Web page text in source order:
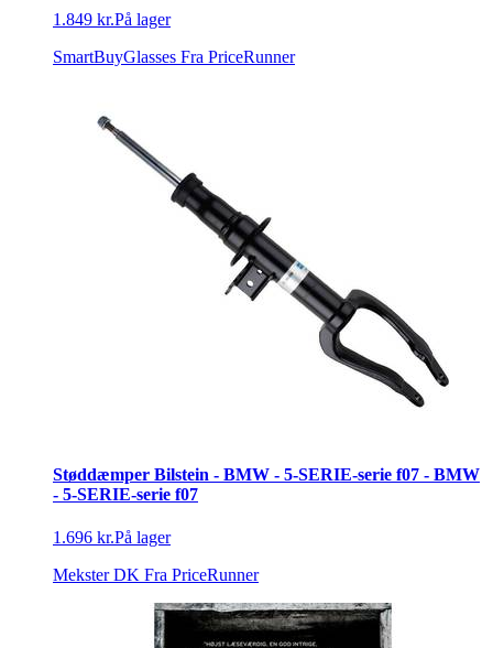
1.849 kr.På lager
SmartBuyGlasses Fra PriceRunner
Støddæmper Bilstein - BMW - 5-SERIE-serie f07 - BMW
- 5-SERIE-serie f07
1.696 kr.På lager
Mekster DK Fra PriceRunner